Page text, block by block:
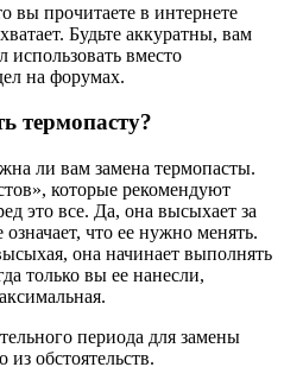
вы прочитаете в интернете
Будьте аккуратны, вам
использовать вместо
на форумах.
термопасту?
ли вам замена термопасты.
которые рекомендуют
это все. Да, она высыхает за
что ее нужно менять.
она начинает выполнять
только вы ее нанесли,
периода для замены
обстоятельств.